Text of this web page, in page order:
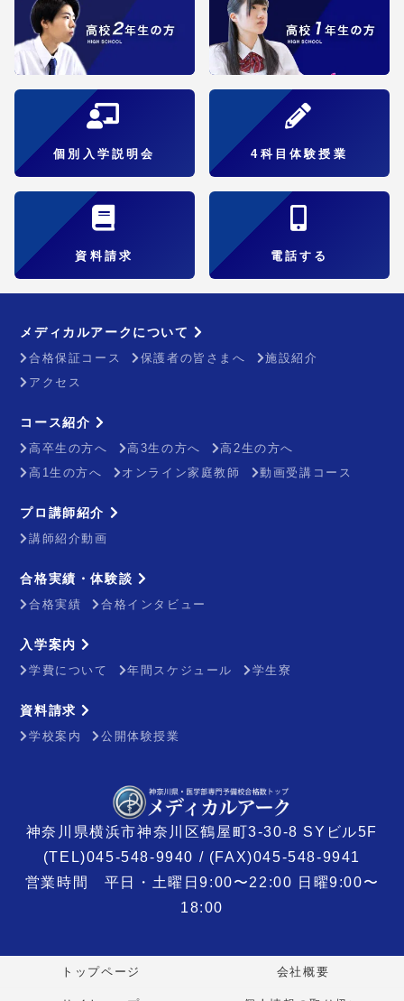
個別入学説明会 4科目体験授業
資料請求 電話する
メディカルアークについて
合格保証コース 保護者の皆さまへ
施設紹介
アクセス
コース紹介
高卒生の方へ 高3生の方へ
高2生の方へ
高1生の方へ
オンライン家庭教師 動画受講コース
プロ講師紹介
講師紹介動画
合格実績・体験談
合格実績 合格インタビュー
入学案内
学費について 年間スケジュール 学生寮
資料請求
学校案内 公開体験授業
神奈川県横浜市神奈川区鶴屋町3-30-8 SYビル5F
(TEL)045-548-9940 / (FAX)045-548-9941
営業時間 平日・土曜日9:00〜22:00 日曜9:00〜
18:00
トップページ 会社概要